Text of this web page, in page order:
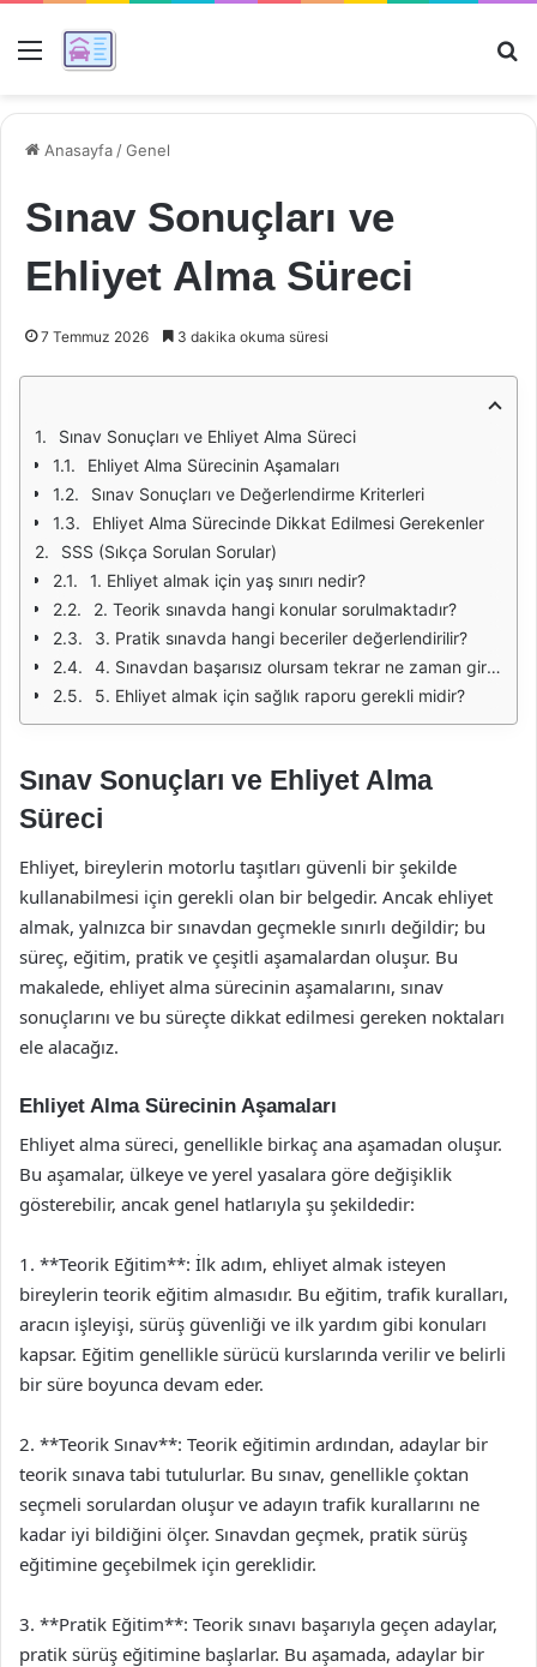
Menü
Anasayfa /Genel
Sınav Sonuçları ve
Ehliyet Alma Süreci
7 Temmuz 2026 3 dakika okuma süresi
Sınav Sonuçları ve Ehliyet Alma Süreci
Ehliyet Alma Sürecinin Aşamaları
Sınav Sonuçları ve Değerlendirme Kriterleri
Ehliyet Alma Sürecinde Dikkat Edilmesi Gerekenler
SSS (Sıkça Sorulan Sorular)
1. Ehliyet almak için yaş sınırı nedir?
2. Teorik sınavda hangi konular sorulmaktadır?
3. Pratik sınavda hangi beceriler değerlendirilir?
4. Sınavdan başarısız olursam tekrar ne zaman girebilirim?
5. Ehliyet almak için sağlık raporu gerekli midir?
Sınav Sonuçları ve Ehliyet Alma
Süreci
Ehliyet, bireylerin motorlu taşıtları güvenli bir şekilde
kullanabilmesi için gerekli olan bir belgedir. Ancak ehliyet
almak, yalnızca bir sınavdan geçmekle sınırlı değildir; bu
süreç, eğitim, pratik ve çeşitli aşamalardan oluşur. Bu
makalede, ehliyet alma sürecinin aşamalarını, sınav
sonuçlarını ve bu süreçte dikkat edilmesi gereken noktaları
ele alacağız.
Ehliyet Alma Sürecinin Aşamaları
Ehliyet alma süreci, genellikle birkaç ana aşamadan oluşur.
Bu aşamalar, ülkeye ve yerel yasalara göre değişiklik
gösterebilir, ancak genel hatlarıyla şu şekildedir:
1. **Teorik Eğitim**: İlk adım, ehliyet almak isteyen
bireylerin teorik eğitim almasıdır. Bu eğitim, trafik kuralları,
aracın işleyişi, sürüş güvenliği ve ilk yardım gibi konuları
kapsar. Eğitim genellikle sürücü kurslarında verilir ve belirli
bir süre boyunca devam eder.
2. **Teorik Sınav**: Teorik eğitimin ardından, adaylar bir
teorik sınava tabi tutulurlar. Bu sınav, genellikle çoktan
seçmeli sorulardan oluşur ve adayın trafik kurallarını ne
kadar iyi bildiğini ölçer. Sınavdan geçmek, pratik sürüş
eğitimine geçebilmek için gereklidir.
3. **Pratik Eğitim**: Teorik sınavı başarıyla geçen adaylar,
pratik sürüş eğitimine başlarlar. Bu aşamada, adaylar bir